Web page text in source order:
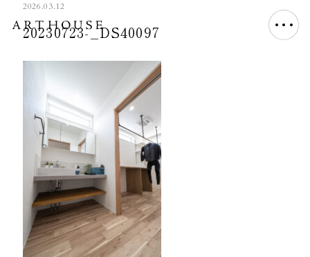
2026.03.12
20230723-_DS40097